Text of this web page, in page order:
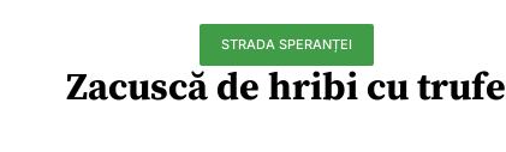
STRADA SPERANȚEI
Zacuscă de hribi cu trufe